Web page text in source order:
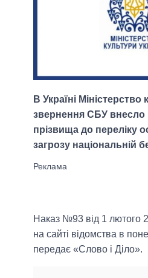
В Україні Міністерство
звернення СБУ внесло
прізвища до переліку
загрозу національній
Наказ №93 від 1 лютого
на сайті відомства в
передає «Слово і Діло».